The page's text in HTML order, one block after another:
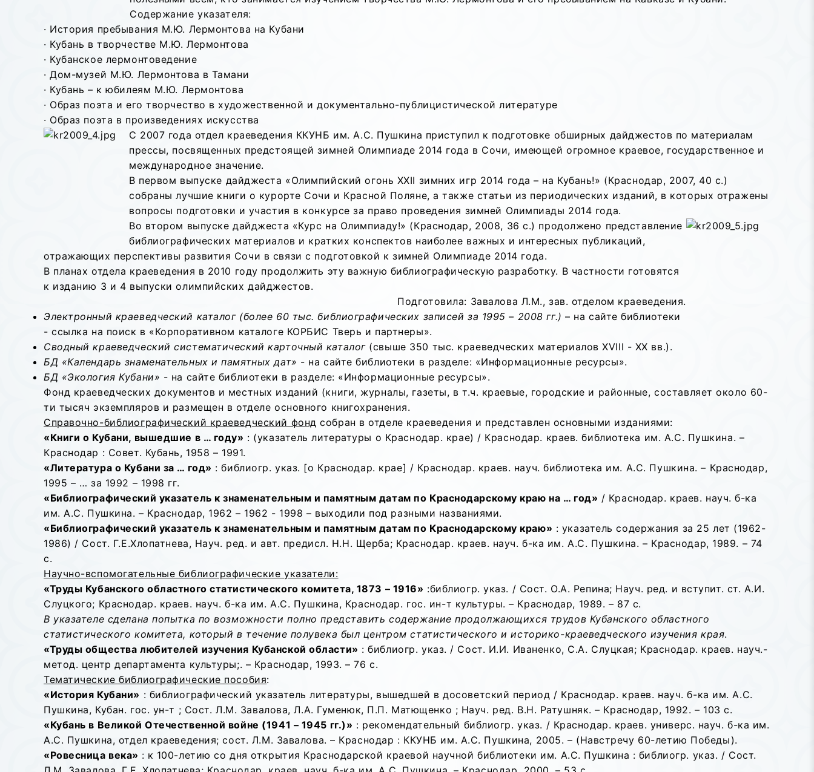
Содержание указателя:
· История пребывания М.Ю. Лермонтова на Кубани
· Кубань в творчестве М.Ю. Лермонтова
· Кубанское лермонтоведение
· Дом-музей М.Ю. Лермонтова в Тамани
· Кубань – к юбилеям М.Ю. Лермонтова
· Образ поэта и его творчество в художественной и документально-публицистической литературе
· Образ поэта в произведениях искусства
С 2007 года отдел краеведения ККУНБ им. А.С. Пушкина приступил к подготовке обширных дайджестов по материалам
прессы, посвященных предстоящей зимней Олимпиаде 2014 года в Сочи, имеющей огромное краевое, государственное и
международное значение.
В первом выпуске дайджеста «Олимпийский огонь XXII зимних игр 2014 года – на Кубань!» (Краснодар, 2007, 40 с.)
собраны лучшие книги о курорте Сочи и Красной Поляне, а также статьи из периодических изданий, в которых отражены
вопросы подготовки и участия в конкурсе за право проведения зимней Олимпиады 2014 года.
Во втором выпуске дайджеста «Курс на Олимпиаду!» (Краснодар, 2008, 36 с.) продолжено представление
библиографических материалов и кратких конспектов наиболее важных и интересных публикаций,
отражающих перспективы развития Сочи в связи с подготовкой к зимней Олимпиаде 2014 года.
В планах отдела краеведения в 2010 году продолжить эту важную библиографическую разработку. В частности готовятся
к изданию 3 и 4 выпуски олимпийских дайджестов.
Подготовила: Завалова Л.М., зав. отделом краеведения.
Электронный краеведческий каталог (более 60 тыс. библиографических записей за 1995 – 2008 гг.) – на сайте библиотеки
- ссылка на поиск в «Корпоративном каталоге КОРБИС Тверь и партнеры».
Сводный краеведческий систематический карточный каталог(свыше 350 тыс. краеведческих материалов ХVIII - ХХ вв.).
БД «Календарь знаменательных и памятных дат» - на сайте библиотеки в разделе: «Информационные ресурсы».
БД «Экология Кубани» - на сайте библиотеки в разделе: «Информационные ресурсы».
Фонд краеведческих документов и местных изданий (книги, журналы, газеты, в т.ч. краевые, городские и районные, составляет около 60-
ти тысяч экземпляров и размещен в отделе основного книгохранения.
Справочно-библиографический краеведческий фонд собран в отделе краеведения и представлен основными изданиями:
«Книги о Кубани, вышедшие в … году» : (указатель литературы о Краснодар. крае) / Краснодар. краев. библиотека им. А.С. Пушкина. –
Краснодар : Совет. Кубань, 1958 – 1991.
«Литература о Кубани за … год» : библиогр. указ. [о Краснодар. крае] / Краснодар. краев. науч. библиотека им. А.С. Пушкина. – Краснодар,
1995 – … за 1992 – 1998 гг.
«Библиографический указатель к знаменательным и памятным датам по Краснодарскому краю на … год» / Краснодар. краев. науч. б-ка
им. А.С. Пушкина. – Краснодар, 1962 – 1962 - 1998 – выходили под разными названиями.
«Библиографический указатель к знаменательным и памятным датам по Краснодарскому краю» : указатель содержания за 25 лет (1962-
1986) / Сост. Г.Е.Хлопатнева, Науч. ред. и авт. предисл. Н.Н. Щерба; Краснодар. краев. науч. б-ка им. А.С. Пушкина. – Краснодар, 1989. – 74
с.
Научно-вспомогательные библиографические указатели:
«Труды Кубанского областного статистического комитета, 1873 – 1916» :библиогр. указ. / Сост. О.А. Репина; Науч. ред. и вступит. ст. А.И.
Слуцкого; Краснодар. краев. науч. б-ка им. А.С. Пушкина, Краснодар. гос. ин-т культуры. – Краснодар, 1989. – 87 с.
В указателе сделана попытка по возможности полно представить содержание продолжающихся трудов Кубанского областного
статистического комитета, который в течение полувека был центром статистического и историко-краеведческого изучения края.
«Труды общества любителей изучения Кубанской области» : библиогр. указ. / Сост. И.И. Иваненко, С.А. Слуцкая; Краснодар. краев. науч.-
метод. центр департамента культуры;. – Краснодар, 1993. – 76 с.
Тематические библиографические пособия:
«История Кубани» : библиографический указатель литературы, вышедшей в досоветский период / Краснодар. краев. науч. б-ка им. А.С.
Пушкина, Кубан. гос. ун-т ; Сост. Л.М. Завалова, Л.А. Гуменюк, П.П. Матющенко ; Науч. ред. В.Н. Ратушняк. – Краснодар, 1992. – 103 с.
«Кубань в Великой Отечественной войне (1941 – 1945 гг.)» : рекомендательный библиогр. указ. / Краснодар. краев. универс. науч. б-ка им.
А.С. Пушкина, отдел краеведения; сост. Л.М. Завалова. – Краснодар : ККУНБ им. А.С. Пушкина, 2005. – (Навстречу 60-летию Победы).
«Ровесница века» : к 100-летию со дня открытия Краснодарской краевой научной библиотеки им. А.С. Пушкина : библиогр. указ. / Сост.